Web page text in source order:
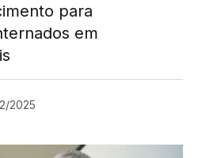
para
em
2025